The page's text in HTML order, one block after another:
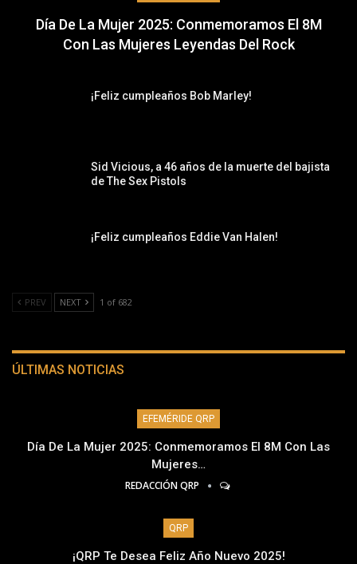
Día De La Mujer 2025: Conmemoramos El 8M
Con Las Mujeres Leyendas Del Rock
¡Feliz cumpleaños Bob Marley!
Sid Vicious, a 46 años de la muerte del bajista
de The Sex Pistols
¡Feliz cumpleaños Eddie Van Halen!
PREV NEXT 1 of 682
ÚLTIMAS NOTICIAS
EFEMÉRIDE QRP
Día De La Mujer 2025: Conmemoramos El 8M Con Las
Mujeres…
REDACCIÓN QRP
QRP
¡QRP Te Desea Feliz Año Nuevo 2025!